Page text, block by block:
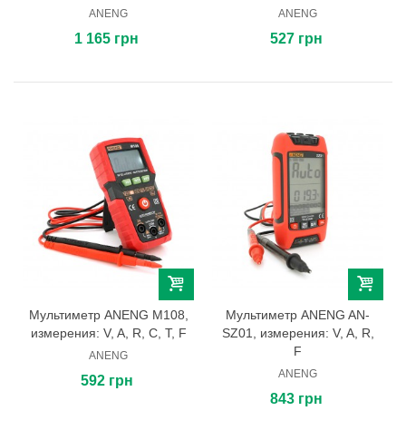
ANENG
1 165 грн
ANENG
527 грн
Мультиметр ANENG M108,
измерения: V, A, R, C, T, F
ANENG
592 грн
Мультиметр ANENG AN-
SZ01, измерения: V, A, R,
F
ANENG
843 грн